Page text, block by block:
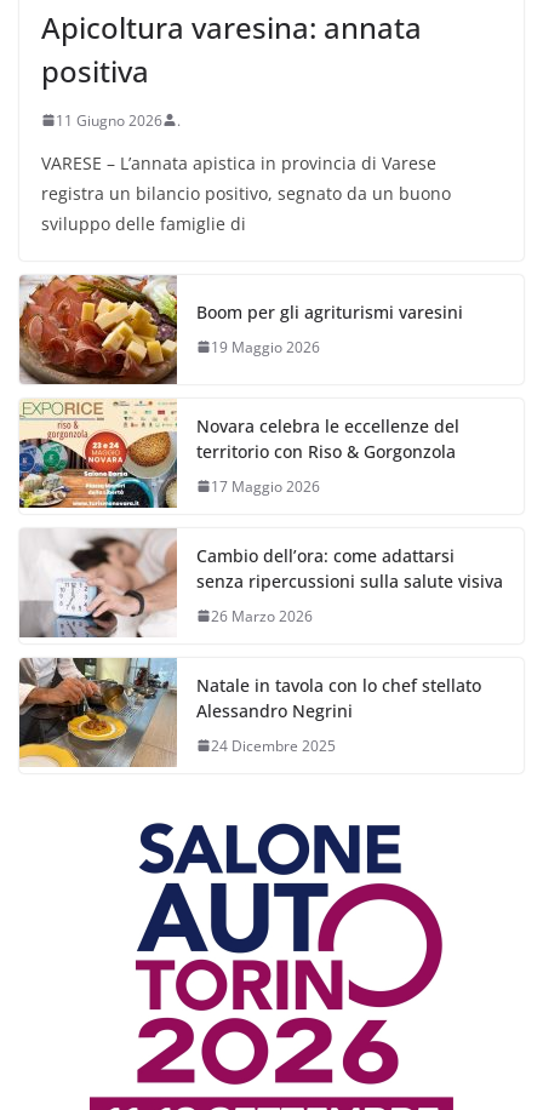
Apicoltura varesina: annata
positiva
11 Giugno 2026 .
VARESE – L’annata apistica in provincia di Varese
registra un bilancio positivo, segnato da un buono
sviluppo delle famiglie di
Boom per gli agriturismi varesini
19 Maggio 2026
Novara celebra le eccellenze del
territorio con Riso & Gorgonzola
17 Maggio 2026
Cambio dell’ora: come adattarsi
senza ripercussioni sulla salute visiva
26 Marzo 2026
Natale in tavola con lo chef stellato
Alessandro Negrini
24 Dicembre 2025